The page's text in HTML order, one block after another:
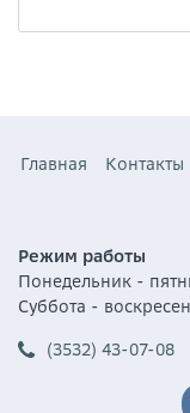
Главная Контакты
Режим работы
Понедельник -
Суббота -
(3532) 43-07-08